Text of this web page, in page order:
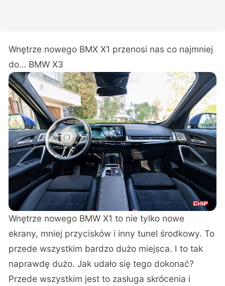
Wnętrze nowego BMX X1 przenosi nas co najmniej
do… BMW X3
Wnętrze nowego BMW X1 to nie tylko nowe
ekrany, mniej przycisków i inny tunel środkowy. To
przede wszystkim bardzo dużo miejsca. I to tak
naprawdę dużo. Jak udało się tego dokonać?
Przede wszystkim jest to zasługa skrócenia i